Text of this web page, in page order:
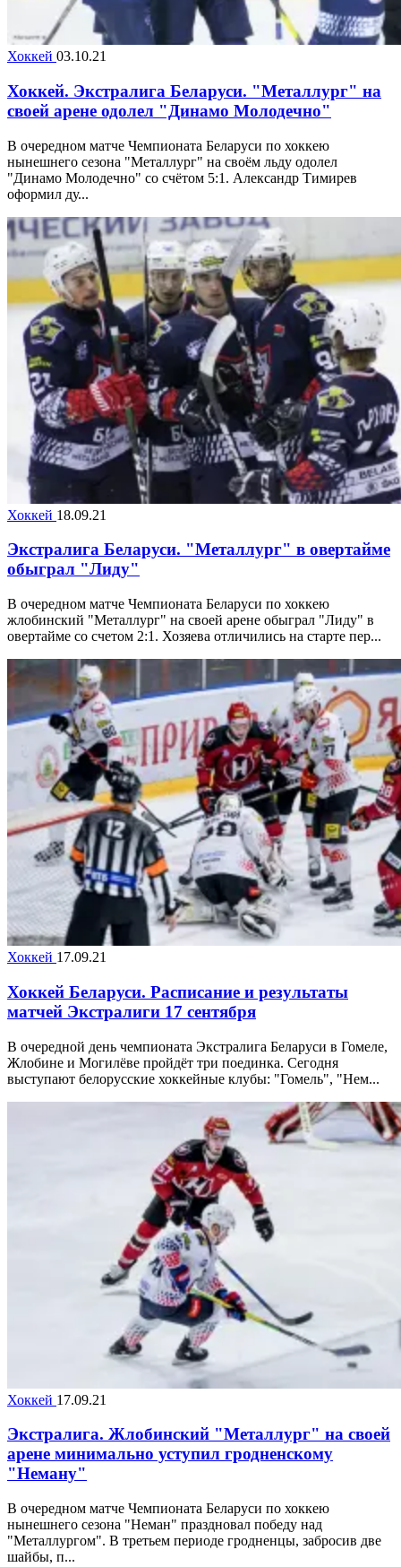
Хоккей 03.10.21
Хоккей. Экстралига Беларуси. "Металлург" на
своей арене одолел "Динамо Молодечно"
В очередном матче Чемпионата Беларуси по хоккею
нынешнего сезона "Металлург" на своём льду одолел
"Динамо Молодечно" со счётом 5:1. Александр Тимирев
оформил ду...
Хоккей 18.09.21
Экстралига Беларуси. "Металлург" в овертайме
обыграл "Лиду"
В очередном матче Чемпионата Беларуси по хоккею
жлобинский "Металлург" на своей арене обыграл "Лиду" в
овертайме со счетом 2:1. Хозяева отличились на старте пер...
Хоккей 17.09.21
Хоккей Беларуси. Расписание и результаты
матчей Экстралиги 17 сентября
В очередной день чемпионата Экстралига Беларуси в Гомеле,
Жлобине и Могилёве пройдёт три поединка. Сегодня
выступают белорусские хоккейные клубы: "Гомель", "Нем...
Хоккей 17.09.21
Экстралига. Жлобинский "Металлург" на своей
арене минимально уступил гродненскому
"Неману"
В очередном матче Чемпионата Беларуси по хоккею
нынешнего сезона "Неман" праздновал победу над
"Металлургом". В третьем периоде гродненцы, забросив две
шайбы, п...